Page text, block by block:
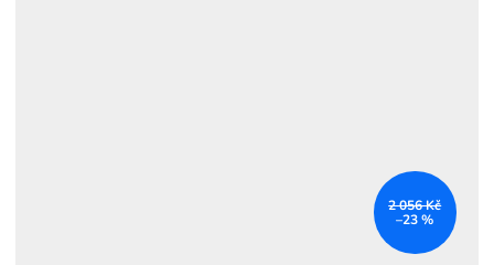
2 056 Kč
–23 %